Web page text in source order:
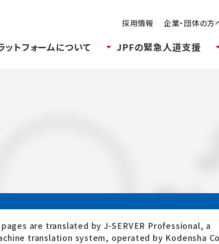
採用情報 企業・団体の方
ットフォームについて JPFの緊急人道支援
are translated by J-SERVER Professional, a
translation system, operated by Kodensha